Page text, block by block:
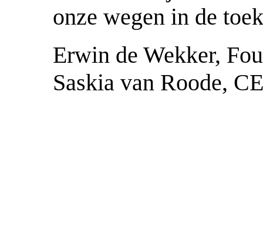
onze wegen in de
Erwin de Wekker,
Saskia van Roode,